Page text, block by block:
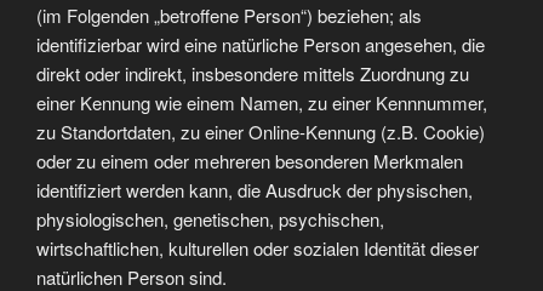
(im Folgenden „betroffene Person“) beziehen; als
identifizierbar wird eine natürliche Person angesehen, die
direkt oder indirekt, insbesondere mittels Zuordnung zu
einer Kennung wie einem Namen, zu einer Kennnummer,
zu Standortdaten, zu einer Online-Kennung (z.B. Cookie)
oder zu einem oder mehreren besonderen Merkmalen
identifiziert werden kann, die Ausdruck der physischen,
physiologischen, genetischen, psychischen,
wirtschaftlichen, kulturellen oder sozialen Identität dieser
natürlichen Person sind.